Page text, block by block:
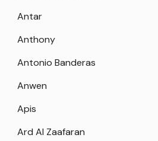
Antar
Anthony
Antonio Banderas
Anwen
Apis
Ard Al Zaafaran